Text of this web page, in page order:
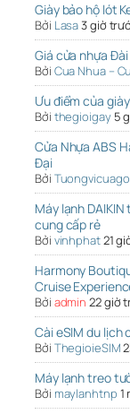
Giày bảo hộ lót
Bởi Lasa3 giờ
Giá cửa nhựa
Bởi Cua Nhua –
Ưu điểm của
Bởi thegioigay 5
Cửa Nhựa ABS
Đại
Bởi Tuongvicuago
Máy lạnh
cung cấp rẻ
Bởi vinhphat21
Harmony
Cruise
Bởi admin 22 giờ
Cài eSIM du lịch
Bởi ThegioieSIM
Máy lạnh treo
Bởi maylanhtnp 1